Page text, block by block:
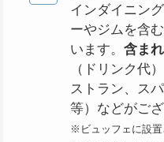
インダイニン
ーやジムを含
います。含ま
（ドリンク代
ストラン、ス
等）などがござ
※ビュッフェに設